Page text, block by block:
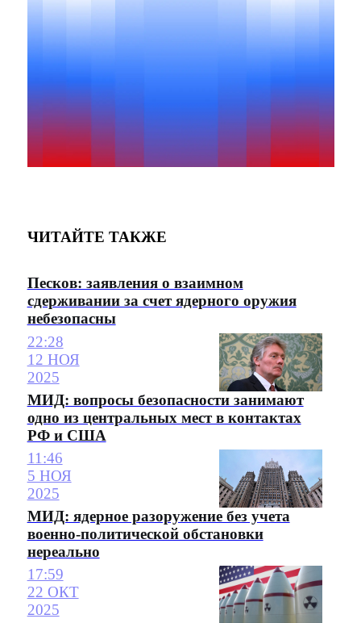
ЧИТАЙТЕ ТАКЖЕ
Песков: заявления о взаимном
сдерживании за счет ядерного оружия
небезопасны
22:28
12 НОЯ
2025
МИД: вопросы безопасности занимают
одно из центральных мест в контактах
РФ и США
11:46
5 НОЯ
2025
МИД: ядерное разоружение без учета
военно-политической обстановки
нереально
17:59
22 ОКТ
2025